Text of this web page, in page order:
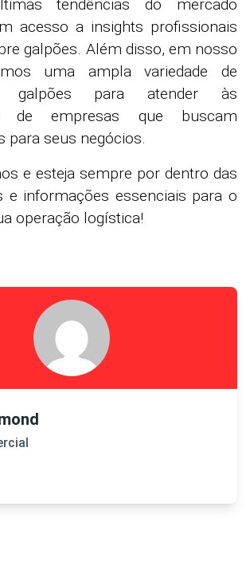
tendências do mercado
acesso a insights profissionais
galpões. Além disso, em nosso
uma ampla variedade de
galpões para atender às
de empresas que buscam
para seus negócios.
e esteja sempre por dentro das
e informações essenciais para o
operação logística!